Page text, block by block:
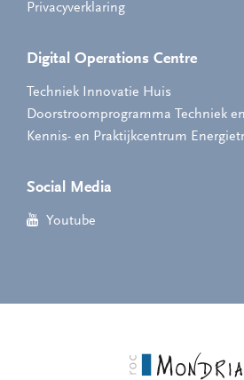
Privacyverklaring
Digital Operations Centre
Techniek Innovatie Huis
Doorstroomprogramma Techniek
Kennis- en Praktijkcentrum
Social Media
Youtube